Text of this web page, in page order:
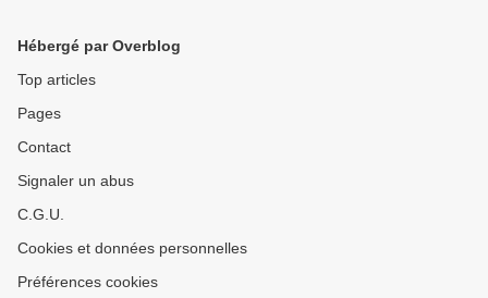
Hébergé par Overblog
Top articles
Pages
Contact
Signaler un abus
C.G.U.
Cookies et données personnelles
Préférences cookies